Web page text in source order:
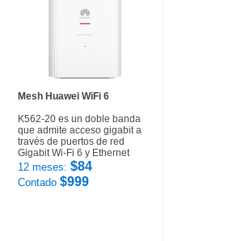
Mesh Huawei WiFi 6
K562-20 es un doble banda
que admite acceso gigabit a
través de puertos de red
Gigabit Wi-Fi 6 y Ethernet
12 meses: $84
Contado $999